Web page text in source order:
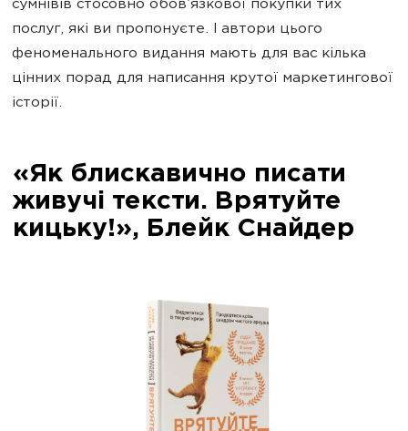
сумнівів стосовно обов’язкової покупки тих
послуг, які ви пропонуєте. І автори цього
феноменального видання мають для вас кілька
цінних порад для написання крутої маркетингової
історії.
«Як блискавично писати
живучі тексти. Врятуйте
кицьку!», Блейк Снайдер